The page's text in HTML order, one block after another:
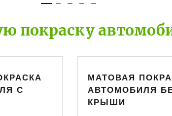
покраску
С
МАТОВАЯ
АВТОМОБИЛЯ
КРЫШИ